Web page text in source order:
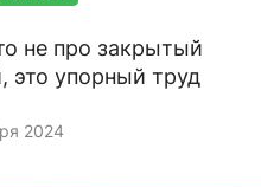
не про закрытый
это упорный труд
2024